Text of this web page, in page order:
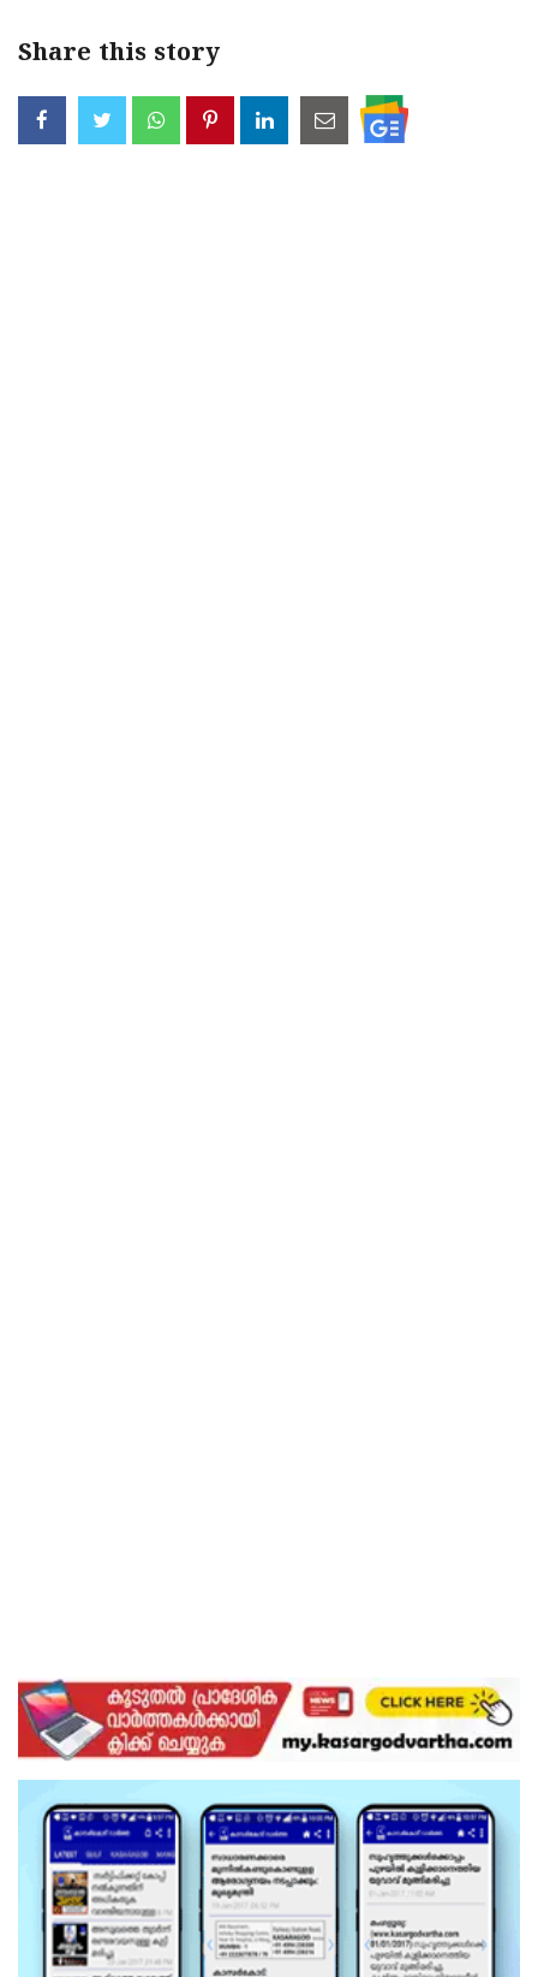
Share this story